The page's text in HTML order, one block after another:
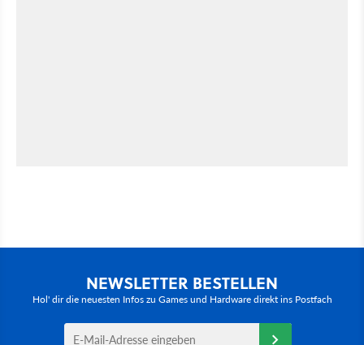
NEWSLETTER BESTELLEN
Hol' dir die neuesten Infos zu Games und Hardware direkt ins Postfach